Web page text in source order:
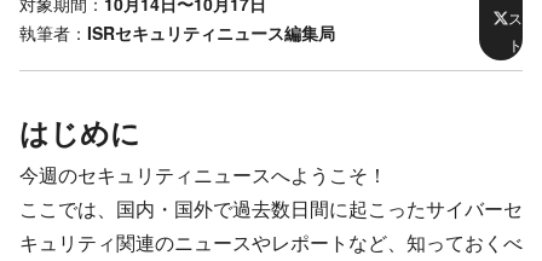
執筆者： ISRセキュリティニュース編集局
ス
ト
はじめに
今週のセキュリティニュースへようこそ！
ここでは、国内・国外で過去数日間に起こったサイバーセ
キュリティ関連のニュースやレポートなど、知っておくべ